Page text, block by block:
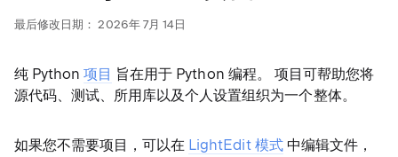
最后修改日期： 2026年 7月 14日
纯 Python项目 旨在用于 Python 编程。 项目可帮助您将
源代码、测试、所用库以及个人设置组织为一个整体。
如果您不需要项目，可以在 LightEdit 模式中编辑文件，